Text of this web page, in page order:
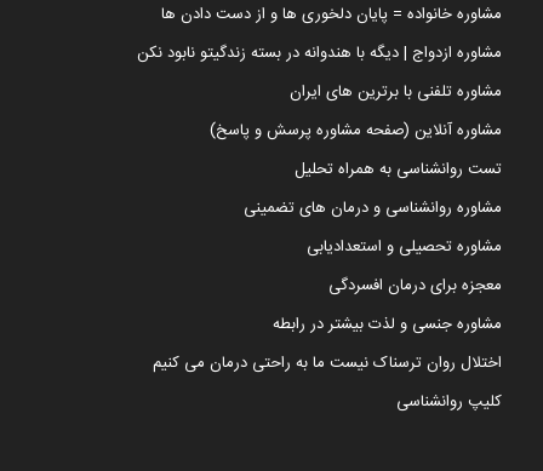
مشاوره خانواده = پایان دلخوری ها و از دست دادن ها
مشاوره ازدواج | دیگه با هندوانه در بسته زندگیتو نابود نکن
مشاوره تلفنی با برترین های ایران
مشاوره آنلاین (صفحه مشاوره پرسش و پاسخ)
تست روانشناسی به همراه تحلیل
مشاوره روانشناسی و درمان های تضمینی
مشاوره تحصیلی و استعدادیابی
معجزه برای درمان افسردگی
مشاوره جنسی و لذت بیشتر در رابطه
اختلال روان ترسناک نیست ما به راحتی درمان می کنیم
کلیپ روانشناسی